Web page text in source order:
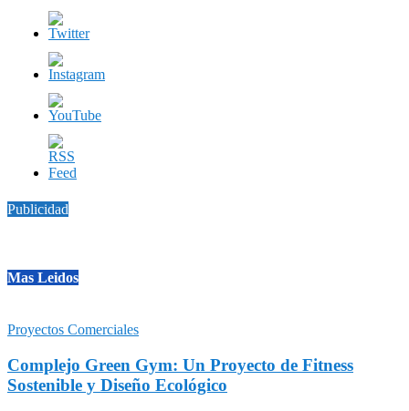
Publicidad
Mas Leidos
Proyectos Comerciales
Complejo Green Gym: Un Proyecto de Fitness
Sostenible y Diseño Ecológico